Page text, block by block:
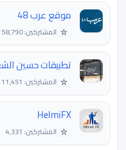
موقع عرب 48
☆ المشتركين: 58,790
تطبيقات حسين
☆ المشتركين: 11,451
HelmiFX
☆ المشتركين: 4,331